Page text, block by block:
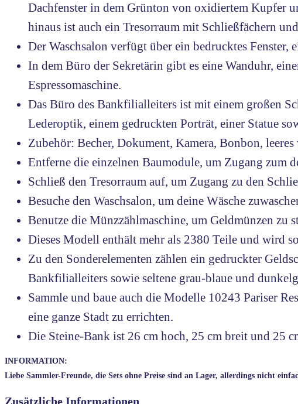
Dachfenster in dem Grünton von oxidiertem Kupfer
hinaus ist auch ein Tresorraum mit Schließfächern
Der Waschsalon verfügt über ein bedrucktes Fenster,
In dem Büro der Sekretärin gibt es eine Wanduhr,
Espressomaschine.
Das Büro des Bankfilialleiters ist mit einem großen
Lederoptik, einem gedruckten Porträt, einer Statue
Zubehör: Becher, Dokument, Kamera, Bonbon,
Entferne die einzelnen Baumodule, um Zugang zum
Schließ den Tresorraum auf, um Zugang zu den
Besuche den Waschsalon, um deine Wäsche
Benutze die Münzzählmaschine, um Geldmünzen zu
Dieses Modell enthält mehr als 2380 Teile und wird
Zu den Sonderelementen zählen ein gedruckter
Bankfilialleiters sowie seltene grau-blaue und
Sammle und baue auch die Modelle 10243 Pariser
eine ganze Stadt zu errichten.
Die Steine-Bank ist 26 cm hoch, 25 cm breit und 25
INFORMATION:
Liebe Sammler-Freunde, die Sets ohne Preise sind an Lager, allerdings nicht
Zusätzliche Informationen